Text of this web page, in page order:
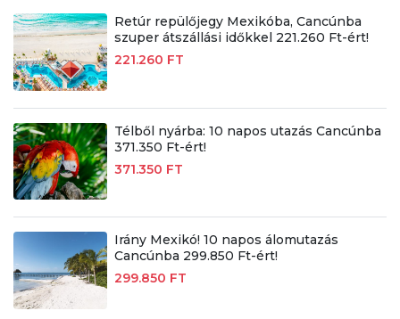
Retúr repülőjegy Mexikóba, Cancúnba
szuper átszállási időkkel 221.260 Ft-ért!
221.260 FT
Télből nyárba: 10 napos utazás Cancúnba
371.350 Ft-ért!
371.350 FT
Irány Mexikó! 10 napos álomutazás
Cancúnba 299.850 Ft-ért!
299.850 FT